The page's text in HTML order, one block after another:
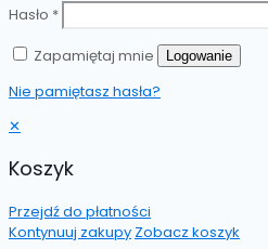
Hasło *
Zapamiętaj mnie
Logowanie
Nie pamiętasz hasła?
✕
Koszyk
Przejdź do płatności
Kontynuuj zakupy Zobacz koszyk